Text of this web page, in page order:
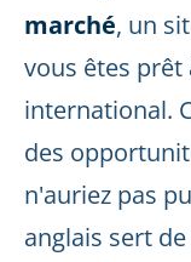
marché, un
vous êtes prêt
international.
des
n'auriez pas
anglais sert de